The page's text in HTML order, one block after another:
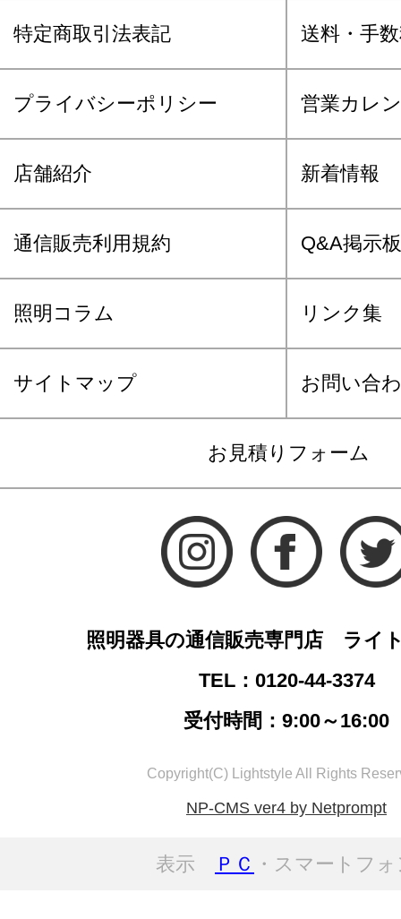
特定商取引法表記 送料・手
プライバシーポリシー 営業カレ
店舗紹介 新着情報
通信販売利用規約 Q&A掲示板
照明コラム リンク集
サイトマップ お問い合
お見積りフォーム
照明器具の通信販売専門店 ライ
TEL：0120-44-3374
受付時間：9:00～16:00
Copyright(C) Lightstyle All Rights
NP-CMS ver4 by Netprompt
表示 ＰＣ ・スマートフ